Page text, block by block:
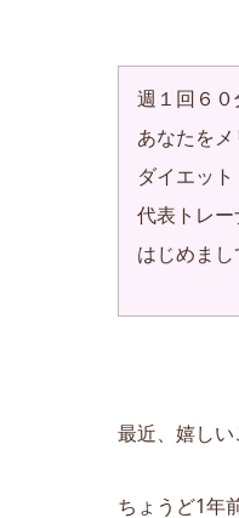
週１回６
あなたを
ダイエッ
代表トレー
はじめま
最近、嬉しい
ちょうど1年前